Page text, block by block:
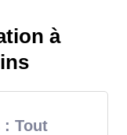
à
: Tout